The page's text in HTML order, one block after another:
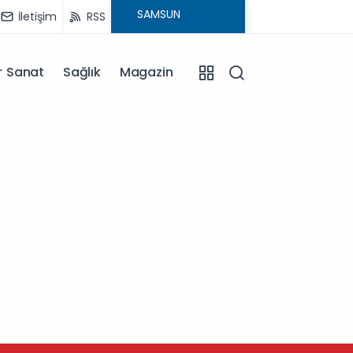
İletişim RSS
Sanat Sağlık Magazin